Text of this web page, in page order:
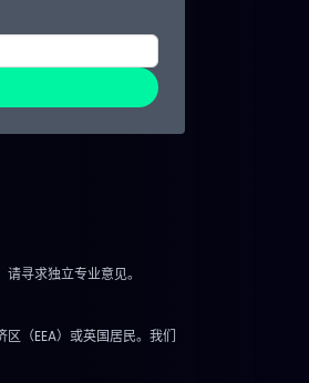
寻求独立专业意见。
（EEA）或英国居民。我们